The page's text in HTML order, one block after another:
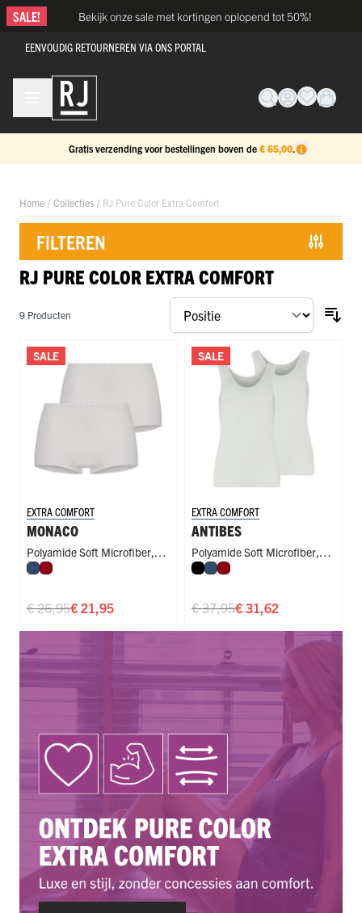
Ga naar de inhoud
SALE! Bekijk onze sale met kortingen oplopend tot 50%!
EENVOUDIG RETOURNEREN VIA ONS PORTAL
Gratis verzending voor bestellingen boven de € 65,00.
FILTEREN
Doorgaan naar productlijst
Home / Collecties / RJ Pure Color Extra Comfort
RJ PURE COLOR EXTRA COMFORT
9 Producten
SALE
EXTRA COMFORT
MONACO
Polyamide Soft Microfiber,
Short
Donkerblauw
Donkerrood
€ 21,95
€ 26,95
SALE
EXTRA COMFORT
ANTIBES
Polyamide Soft Microfiber,
Singlet
Zwart
Donkerblauw
Donkerrood
€ 31,62
€ 37,95